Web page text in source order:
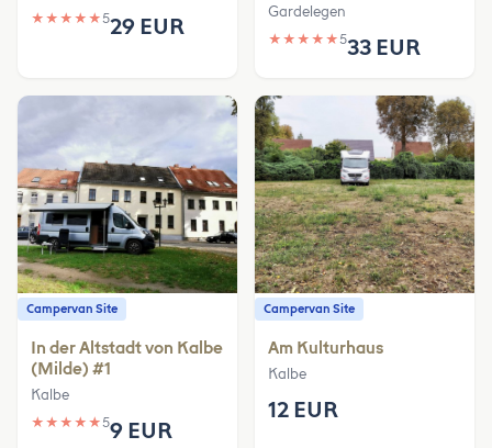
★ ★ ★ ★ ★529 EUR
Gardelegen
★ ★ ★ ★ ★533 EUR
Campervan Site
In der Altstadt von Kalbe
(Milde) #1
Kalbe
★ ★ ★ ★ ★59 EUR
Campervan Site
Am Kulturhaus
Kalbe
12 EUR